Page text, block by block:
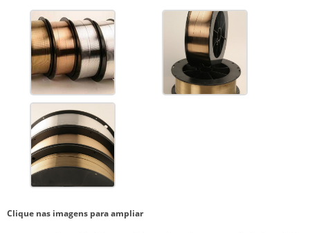
Clique nas imagens para ampliar